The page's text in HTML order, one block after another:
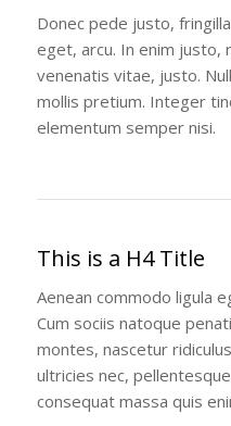
Donec pede justo,
eget, arcu. In enim justo,
venenatis vitae, justo.
mollis pretium. Integer
elementum semper nisi.
This is a H4 Title
Aenean commodo ligula
Cum sociis natoque
montes, nascetur
ultricies nec,
consequat massa quis